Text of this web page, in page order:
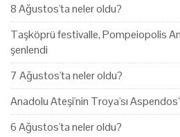
8 Ağustos'ta neler oldu?
Taşköprü festivalle, Pompeiopolis
şenlendi
7 Ağustos'ta neler oldu?
Anadolu Ateşi'nin Troya'sı
6 Ağustos'ta neler oldu?